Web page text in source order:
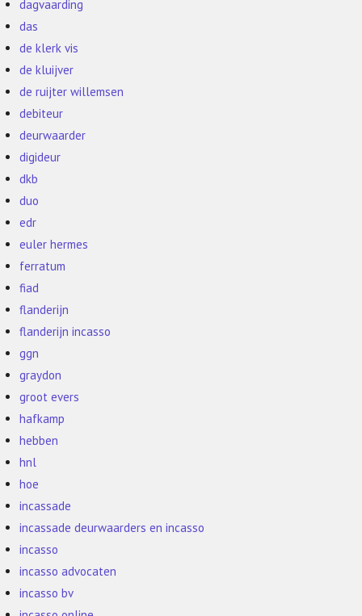
dagvaarding
das
de klerk vis
de kluijver
de ruijter willemsen
debiteur
deurwaarder
digideur
dkb
duo
edr
euler hermes
ferratum
fiad
flanderijn
flanderijn incasso
ggn
graydon
groot evers
hafkamp
hebben
hnl
hoe
incassade
incassade deurwaarders en incasso
incasso
incasso advocaten
incasso bv